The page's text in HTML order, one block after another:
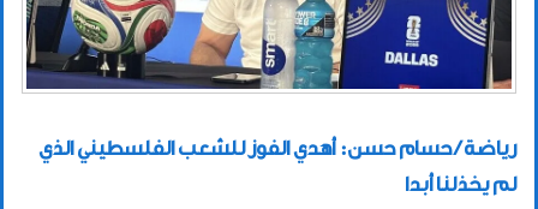
رياضة / حسام حسن: أهدي الفوز للشعب الفلسطيني الذي
لم يخذلنا أبدا